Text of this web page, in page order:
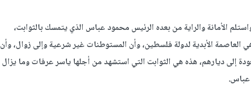
الأمانة والراية من بعده الرئيس محمود عباس الذي يتمسك بالثوابت،
الأبدية لدولة فلسطين، وأن المستوطنات غير شرعية وإلى زوال، وأن
إلى ديارهم، هذه هي الثوابت التي استشهد من أجلها ياسر عرفات وما يزال
عباس.